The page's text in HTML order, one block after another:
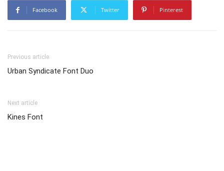
Facebook Twitter Pinterest
Previous article
Urban Syndicate Font Duo
Next article
Kines Font